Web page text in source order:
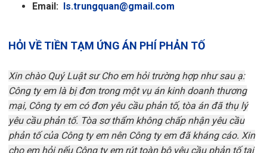
Email:
ls.trungquan@gmail.com
HỎI VỀ TIỀN TẠM ỨNG ÁN PHÍ PHẢN TỐ
Xin chào Quý Luật sư Cho em hỏi trường hợp như sau ạ:
Công ty em là bị đơn trong một vụ án kinh doanh thương
mại, Công ty em có đơn yêu cầu phản tố, tòa án đã thụ lý
yêu cầu phản tố. Tòa sơ thẩm không chấp nhận yêu cầu
phản tố của Công ty em nên Công ty em đã kháng cáo. Xin
cho em hỏi nếu Công ty em rút toàn bộ yêu cầu phản tố tại